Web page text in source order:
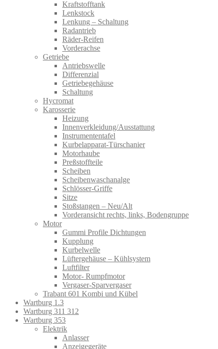
Kraftstofftank
Lenkstock
Lenkung – Schaltung
Radantrieb
Räder-Reifen
Vorderachse
Getriebe
Antriebswelle
Differenzial
Getriebegehäuse
Schaltung
Hycromat
Karosserie
Heizung
Innenverkleidung/Ausstattung
Instrumententafel
Kurbelapparat-Türschanier
Motorhaube
Preßstoffteile
Scheiben
Scheibenwaschanalge
Schlösser-Griffe
Sitze
Stoßstangen – Neu/Alt
Vorderansicht rechts, links, Bodengruppe
Motor
Gummi Profile Dichtungen
Kupplung
Kurbelwelle
Lüftergehäuse – Kühlsystem
Luftfilter
Motor- Rumpfmotor
Vergaser-Sparvergaser
Trabant 601 Kombi und Kübel
Wartburg 1.3
Wartburg 311 312
Wartburg 353
Elektrik
Anlasser
Anzeigegeräte